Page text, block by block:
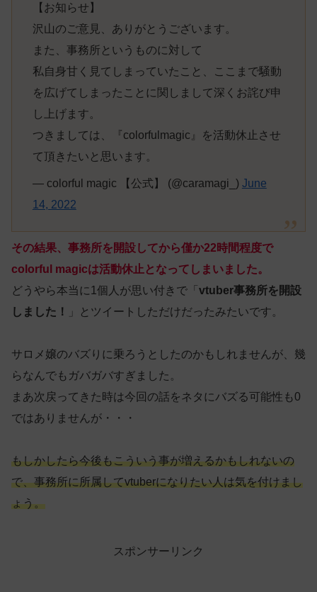
【お知らせ】
沢山のご意見、ありがとうございます。
また、事務所というものに対して
私自身甘く見てしまっていたこと、ここまで騒動
を広げてしまったことに関しまして深くお詫び申
し上げます。
つきましては、『colorfulmagic』を活動休止させ
て頂きたいと思います。
— colorful magic 【公式】 (@caramagi_) June
14, 2022
その結果、事務所を開設してから僅か22時間程度で
colorful magicは活動休止となってしまいました。
どうやら本当に1個人が思い付きで「 vtuber事務所を開設
しました！
」とツイートしただけだったみたいです。
サロメ嬢のバズりに乗ろうとしたのかもしれませんが、幾
らなんでもガバガバすぎました。
まあ次戻ってきた時は今回の話をネタにバズる可能性も0
ではありませんが・・・
もしかしたら今後もこういう事が増えるかもしれないの
で、事務所に所属してvtuberになりたい人は気を付けまし
ょう。
スポンサーリンク